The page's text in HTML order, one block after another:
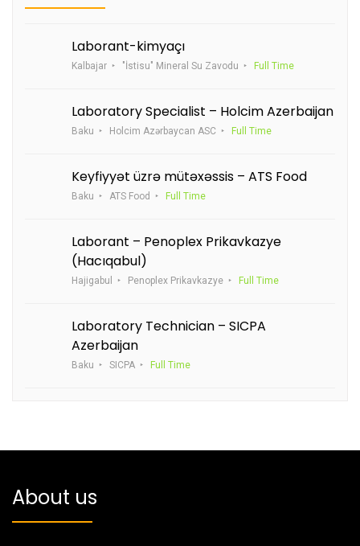
Laborant-kimyaçı
Kalbajar "İstisu" Mineral Su Zavodu Full Time
Laboratory Specialist – Holcim Azerbaijan
Baku Holcim Azərbaycan ASC Full Time
Keyfiyyət üzrə mütəxəssis – ATS Food
Baku ATS Food Full Time
Laborant – Penoplex Prikavkazye
(Hacıqabul)
Hajigabul Penoplex Prikavkazye Full Time
Laboratory Technician – SICPA
Azerbaijan
Baku SICPA Full Time
About us